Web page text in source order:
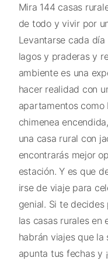
Mira 144 casas
de todo y vivir por
Levantarse cada
lagos y praderas y
ambiente es una
hacer realidad con
apartamentos como
chimenea
una casa rural con
encontrarás mejor
estación. Y es que
irse de viaje para
genial. Si te
las casas rurales en
habrán viajes que la
apunta tus fechas y